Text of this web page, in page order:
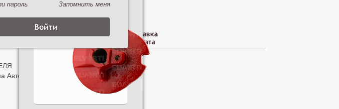
Доставка
и оплата
Автомата-разобщителя
пароль Запомнить меня